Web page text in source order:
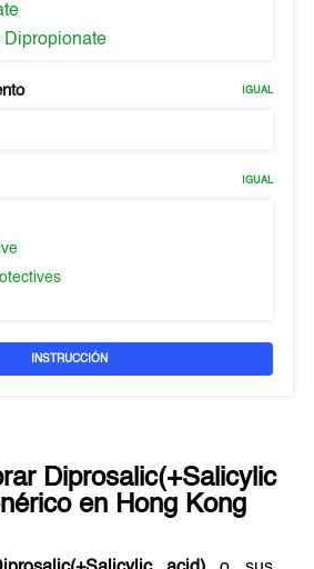
Dipropionate
IGUAL
IGUAL
INSTRUCCIÓN
Diprosalic(+Salicylic
en Hong Kong